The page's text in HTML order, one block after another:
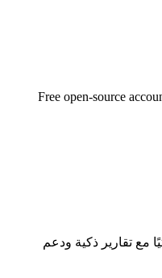
Free open-source
مع تقارير ذكية ودعم